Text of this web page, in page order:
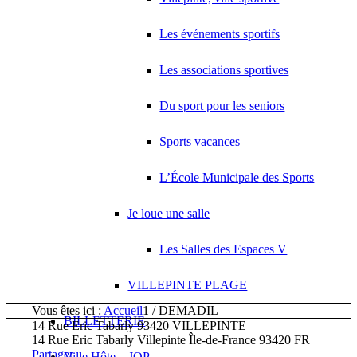
Les événements sportifs
Les associations sportives
Du sport pour les seniors
Sports vacances
L’École Municipale des Sports
Je loue une salle
Les Salles des Espaces V
VILLEPINTE PLAGE
BILLETTERIE
Vous êtes ici : Accueil1 / DEMADIL
14 Rue Eric Tabarly 93420 VILLEPINTE
14 Rue Eric Tabarly Villepinte Île-de-France 93420 FR
Partager